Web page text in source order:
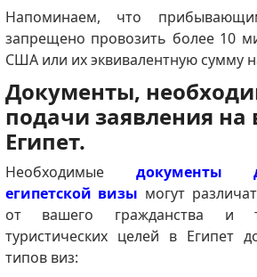
Напоминаем, что
запрещено провозить более 10
США или их эквивалентную сумму
Документы,
подачи заявления на
Египет.
Необходимые документы
египетской визы могут
от вашего гражданства и
туристических целей в Египет
типов виз: